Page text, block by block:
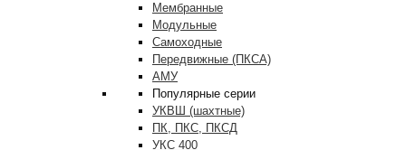
Мембранные
Модульные
Самоходные
Передвижные (ПКСА)
АМУ
Популярные серии
УКВШ (шахтные)
ПК, ПКС, ПКСД
УКС 400